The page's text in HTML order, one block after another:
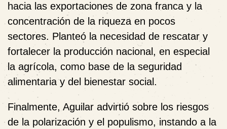
hacia las exportaciones de zona franca y la
concentración de la riqueza en pocos
sectores. Planteó la necesidad de rescatar y
fortalecer la producción nacional , en especial
la agrícola, como base de la seguridad
alimentaria y del bienestar social.
Finalmente, Aguilar advirtió sobre los riesgos
de la polarización y el populismo, instando a la